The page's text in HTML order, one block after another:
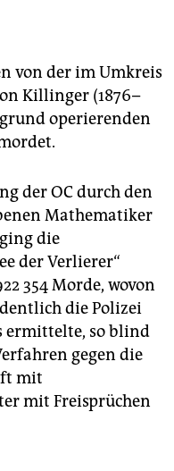
von der im Umkreis
Killinger (1876–
operierenden
der OC durch den
Mathematiker
die
der Verlierer“
354 Morde, wovon
die Polizei
ermittelte, so blind
gegen die
mit
mit Freisprüchen